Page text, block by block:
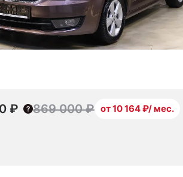
₽ 869 000 ₽ от 10 164 ₽/ мес.